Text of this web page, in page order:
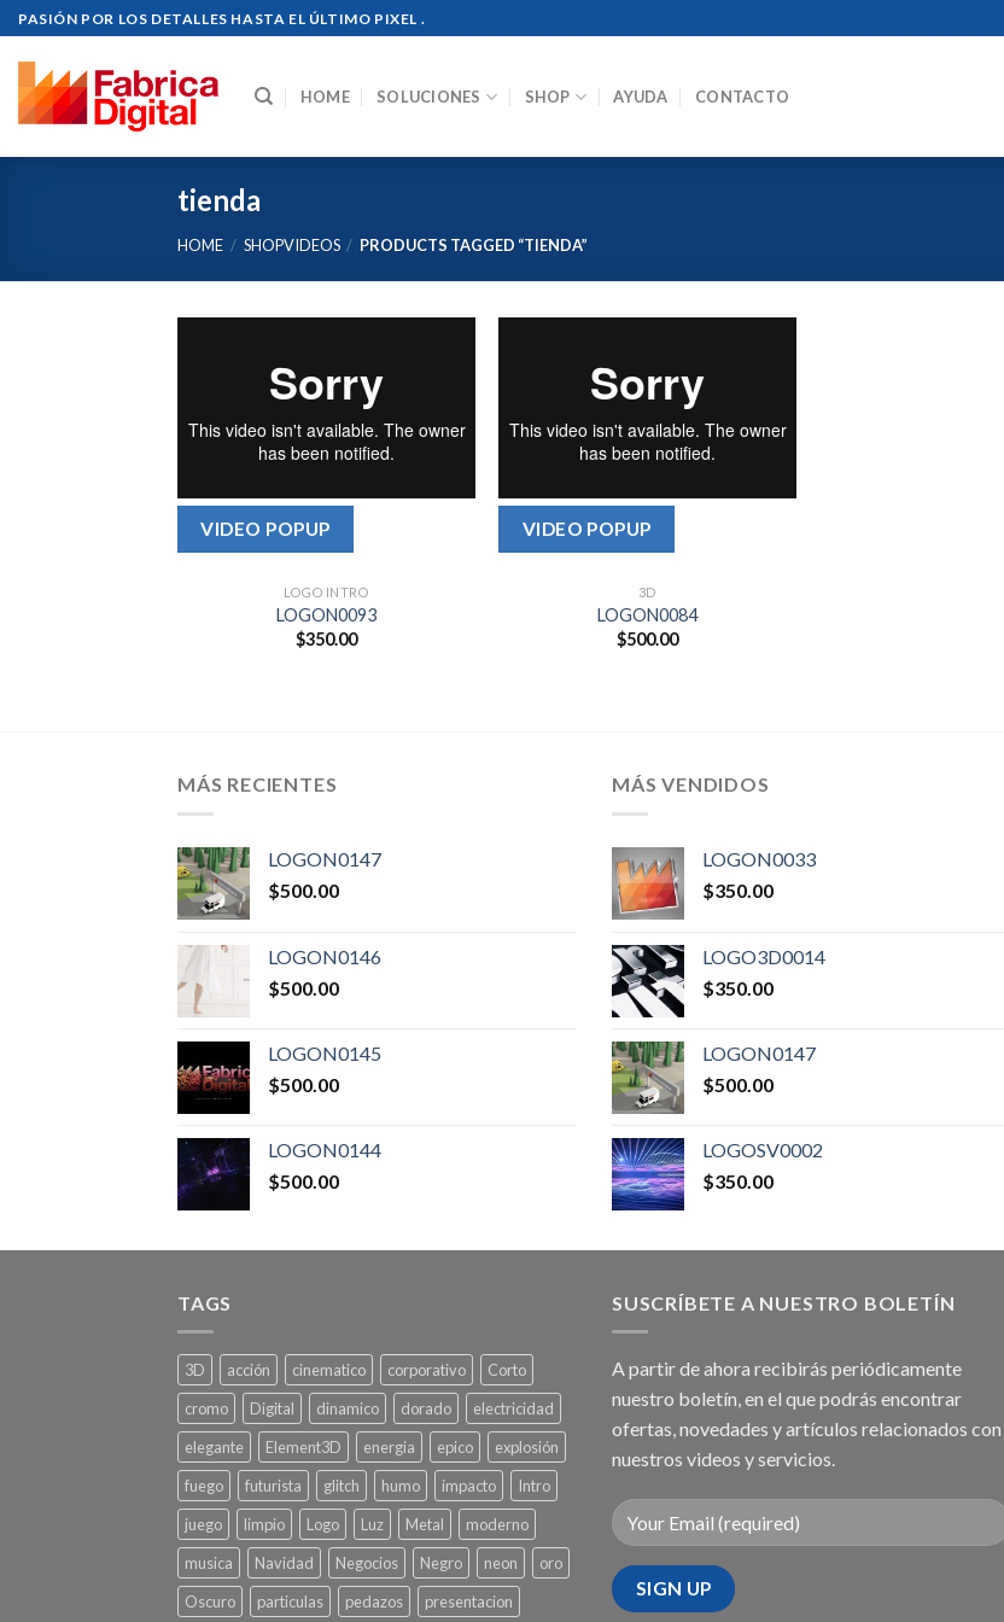
Skip
to
content
PASIÓN POR LOS DETALLES HASTA EL ÚLTIMO PIXEL .
HOME SOLUCIONES SHOP AYUDA CONTACTO
tienda
HOME / SHOPVIDEOS / PRODUCTS TAGGED “TIENDA”
VIDEO POPUP
LOGO INTRO
LOGON0093
$350.00
VIDEO POPUP
3D
LOGON0084
$500.00
MÁS RECIENTES
LOGON0147
$500.00
LOGON0146
$500.00
LOGON0145
$500.00
LOGON0144
$500.00
MÁS VENDIDOS
LOGON0033
$350.00
LOGO3D0014
$350.00
LOGON0147
$500.00
LOGOSV0002
$350.00
TAGS
3D acción cinematico corporativo
Corto
cromo
Digital dinamico dorado
electricidad
elegante
Element3D energia epico
explosión
fuego
futurista glitch humo impacto
Intro
juego
limpio Logo Luz Metal
moderno
musica
Navidad Negocios Negro neon
oro
Oscuro
particulas pedazos presentacion
SUSCRÍBETE A NUESTRO BOLETÍN
A partir de ahora recibirás periódicamente
nuestro boletín, en el que podrás encontrar
ofertas, novedades y artículos relacionados con
nuestros videos y servicios.